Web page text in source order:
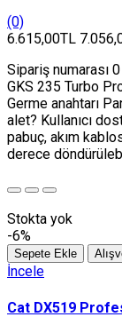
(0)
6.615,00TL
Sipariş numarası
GKS 235 Turbo
Germe anahtarı
alet? Kullanıcı
pabuç, akım
derece
Stokta yok
-6%
Sepete Ekle
İncele
Cat DX519